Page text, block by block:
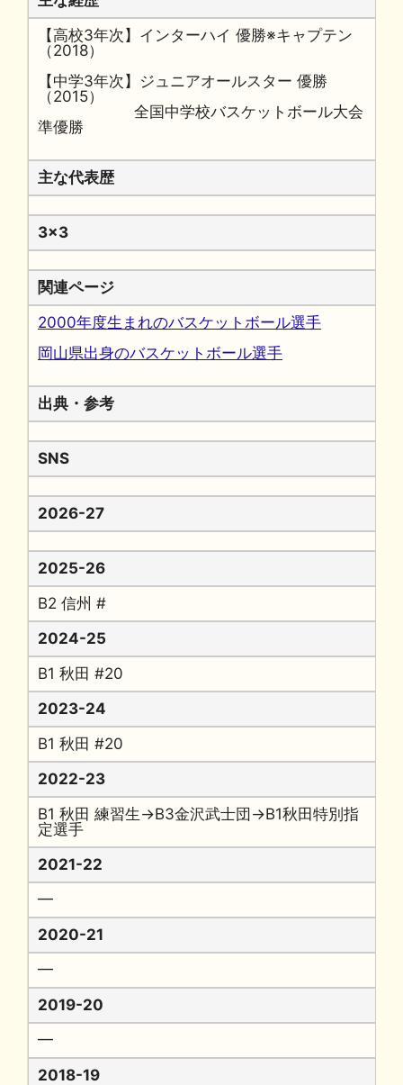
【高校3年次】インターハイ 優勝※キャプテン
（2018）
【中学3年次】ジュニアオールスター 優勝
（2015）
全国中学校バスケットボール大会
準優勝
主な代表歴
3x3
関連ページ
2000年度生まれのバスケットボール選手
岡山県出身のバスケットボール選手
出典・参考
SNS
2026-27
2025-26
B2 信州 #
2024-25
B1 秋田 #20
2023-24
B1 秋田 #20
2022-23
B1 秋田 練習生→B3金沢武士団→B1秋田特別指
定選手
2021-22
━
2020-21
━
2019-20
━
2018-19